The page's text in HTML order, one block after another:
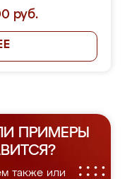
руб.
ПРИМЕРЫ
также или